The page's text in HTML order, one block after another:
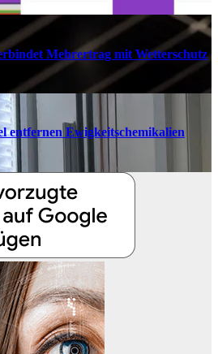
Mehrertrag mit Wetterschutz
entfernen Ewigkeitschemikalien